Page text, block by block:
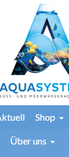
Shop
Über uns